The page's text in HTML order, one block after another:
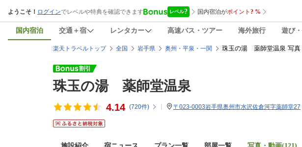
国内宿泊 交通＋宿 レンタカー 高速バス・ツアー 海外旅行 遊び
楽天トラベルトップ 全国 岩手県 奥州・平泉・一関 珠玉の湯 薬師堂温泉 写真
珠玉の湯 薬師堂温泉
4.14 (720件) 〒023-0003岩手県奥州市水沢佐倉河字薬師堂27